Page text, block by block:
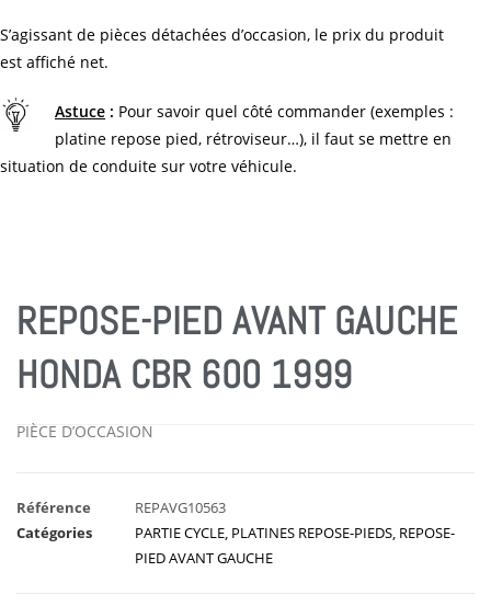
S’agissant de pièces détachées d’occasion, le prix du produit
est affiché net.
Astuce : Pour savoir quel côté commander (exemples :
platine repose pied, rétroviseur…), il faut se mettre en
situation de conduite sur votre véhicule.
REPOSE-PIED AVANT GAUCHE
HONDA CBR 600 1999
PIÈCE D’OCCASION
Référence
REPAVG10563
Catégories
PARTIE CYCLE PLATINES REPOSE-PIEDS REPOSE-
PIED AVANT GAUCHE